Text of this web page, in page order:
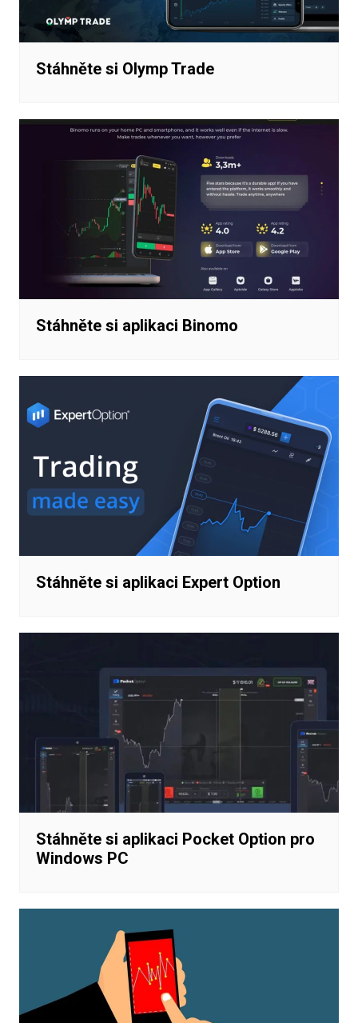
Stáhněte si Olymp Trade
Stáhněte si aplikaci Binomo
Stáhněte si aplikaci Expert Option
Stáhněte si aplikaci Pocket Option pro
Windows PC